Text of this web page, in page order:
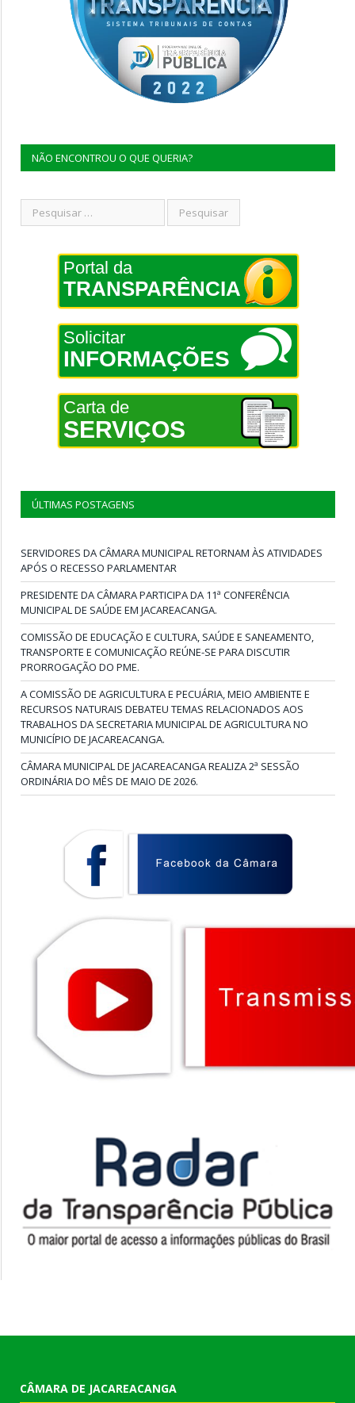
NÃO ENCONTROU O QUE QUERIA?
Portal da
TRANSPARÊNCIA
Solicitar
INFORMAÇÕES
Carta de
SERVIÇOS
ÚLTIMAS POSTAGENS
SERVIDORES DA CÂMARA MUNICIPAL RETORNAM ÀS ATIVIDADES
APÓS O RECESSO PARLAMENTAR
PRESIDENTE DA CÂMARA PARTICIPA DA 11ª CONFERÊNCIA
MUNICIPAL DE SAÚDE EM JACAREACANGA.
COMISSÃO DE EDUCAÇÃO E CULTURA, SAÚDE E SANEAMENTO,
TRANSPORTE E COMUNICAÇÃO REÚNE-SE PARA DISCUTIR
PRORROGAÇÃO DO PME.
A COMISSÃO DE AGRICULTURA E PECUÁRIA, MEIO AMBIENTE E
RECURSOS NATURAIS DEBATEU TEMAS RELACIONADOS AOS
TRABALHOS DA SECRETARIA MUNICIPAL DE AGRICULTURA NO
MUNICÍPIO DE JACAREACANGA.
CÂMARA MUNICIPAL DE JACAREACANGA REALIZA 2ª SESSÃO
ORDINÁRIA DO MÊS DE MAIO DE 2026.
CÂMARA DE JACAREACANGA